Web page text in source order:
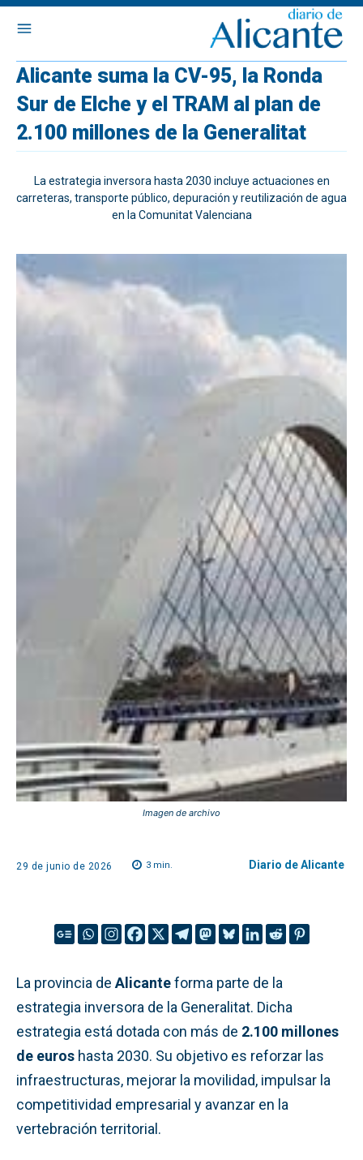
Alicante suma la CV-95, la Ronda
Sur de Elche y el TRAM al plan de
2.100 millones de la Generalitat
La estrategia inversora hasta 2030 incluye actuaciones en
carreteras, transporte público, depuración y reutilización de agua
en la Comunitat Valenciana
Imagen de archivo
29 de junio de 2026 3min. Diario de Alicante
La provincia de Alicanteforma parte de la
estrategia inversora de la Generalitat. Dicha
estrategia está dotada con más de 2.100 millones
de euros hasta 2030. Su objetivo es reforzar las
infraestructuras, mejorar la movilidad, impulsar la
competitividad empresarial y avanzar en la
vertebración territorial.